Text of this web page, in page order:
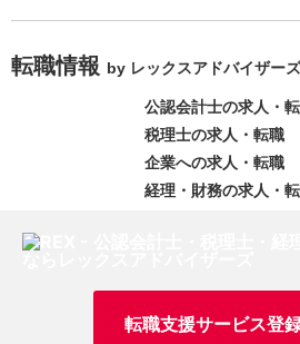
転職情報 by レックスアドバイザーズ
公認会計士の求人・
税理士の求人・転職
企業への求人・転職
経理・財務の求人・
転職支援サービス登